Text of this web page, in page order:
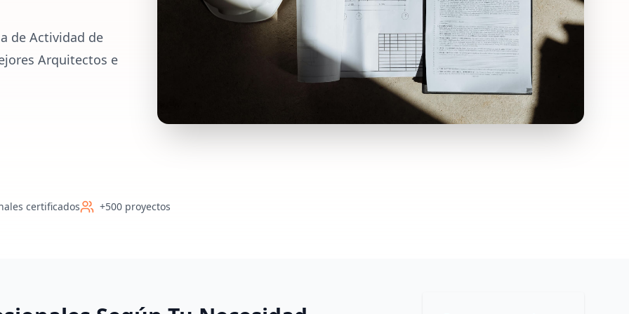
de Actividad de
Arquitectos e
certificados +500 proyectos